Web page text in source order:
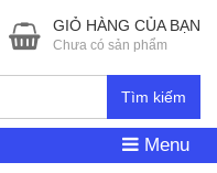
Tìm kiếm
GIỎ HÀNG CỦA BẠN
Chưa có sản phẩm
Menu